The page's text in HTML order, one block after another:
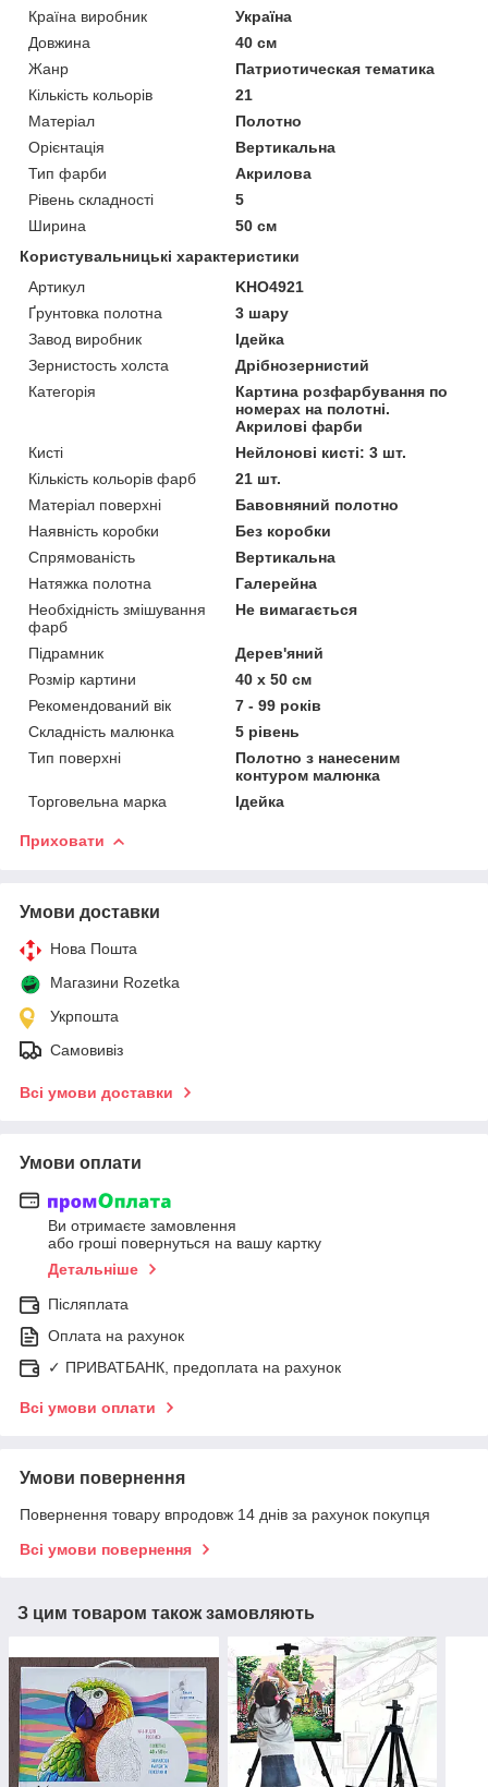
Країна виробник
Україна
Довжина
40 см
Жанр
Патриотическая тематика
Кількість кольорів
21
Матеріал
Полотно
Орієнтація
Вертикальна
Тип фарби
Акрилова
Рівень складності
5
Ширина
50 см
Користувальницькі характеристики
Артикул
KHO4921
Ґрунтовка полотна
3 шару
Завод виробник
Ідейка
Зернистость холста
Дрібнозернистий
Категорія
Картина розфарбування по
номерах на полотні.
Акрилові фарби
Кисті
Нейлонові кисті: 3 шт.
Кількість кольорів фарб
21 шт.
Матеріал поверхні
Бавовняний полотно
Наявність коробки
Без коробки
Спрямованість
Вертикальна
Натяжка полотна
Галерейна
Необхідність змішування
фарб
Не вимагається
Підрамник
Дерев'яний
Розмір картини
40 х 50 см
Рекомендований вік
7 - 99 років
Складність малюнка
5 рівень
Тип поверхні
Полотно з нанесеним
контуром малюнка
Торговельна марка
Ідейка
Приховати
Умови доставки
Нова Пошта
Магазини Rozetka
Укрпошта
Самовивіз
Всі умови доставки
Умови оплати
Ви отримаєте замовлення
або гроші повернуться на вашу картку
Детальніше
Післяплата
Оплата на рахунок
✓ ПРИВАТБАНК, предоплата на рахунок
Всі умови оплати
Умови повернення
Повернення товару впродовж 14 днів за рахунок покупця
Всі умови повернення
З цим товаром також замовляють